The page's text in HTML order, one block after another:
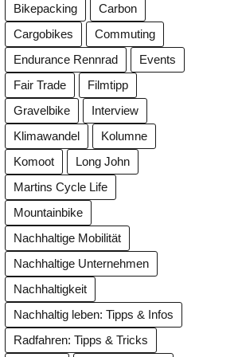
Bikepacking
Carbon
Cargobikes
Commuting
Endurance Rennrad
Events
Fair Trade
Filmtipp
Gravelbike
Interview
Klimawandel
Kolumne
Komoot
Long John
Martins Cycle Life
Mountainbike
Nachhaltige Mobilität
Nachhaltige Unternehmen
Nachhaltigkeit
Nachhaltig leben: Tipps & Infos
Radfahren: Tipps & Tricks